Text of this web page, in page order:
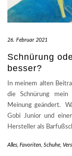
26. Februar 2021
Schnürung
besser?
In meinem alten
die Schnürung
Meinung geändert.
Gobi Junior und
Hersteller als
Alles, Favoriten, Schuhe,